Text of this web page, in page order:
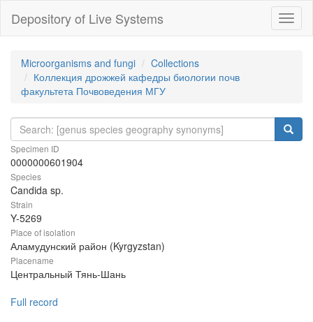
Depository of Live Systems
Microorganisms and fungi
Collections
Коллекция дрожжей кафедры биологии почв
факультета Почвоведения МГУ
Specimen ID
0000000601904
Species
Candida sp.
Strain
Y-5269
Place of isolation
Аламудунский район (Kyrgyzstan)
Placename
Центральный Тянь-Шань
Full record